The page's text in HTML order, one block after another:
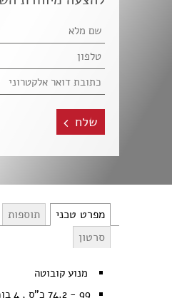
שלח
מפרט טכני תוספות
סרטון
מנוע קובוטה